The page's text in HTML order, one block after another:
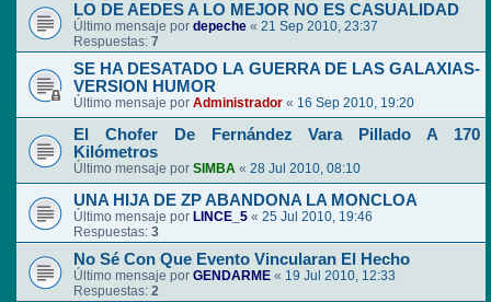
LO DE AEDES A LO MEJOR NO ES CASUALIDAD
Último mensaje por depeche « 21 Sep 2010, 23:37
Respuestas: 7
SE HA DESATADO LA GUERRA DE LAS GALAXIAS-
VERSION HUMOR
Último mensaje por Administrador « 16 Sep 2010, 19:20
El Chofer De Fernández Vara Pillado A 170
Kilómetros
Último mensaje por SIMBA « 28 Jul 2010, 08:10
UNA HIJA DE ZP ABANDONA LA MONCLOA
Último mensaje por LINCE_5 « 25 Jul 2010, 19:46
Respuestas: 3
No Sé Con Que Evento Vincularan El Hecho
Último mensaje por GENDARME « 19 Jul 2010, 12:33
Respuestas: 2